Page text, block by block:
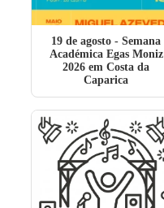
19 de agosto - Semana
Académica Egas Moniz
2026 em Costa da
Caparica